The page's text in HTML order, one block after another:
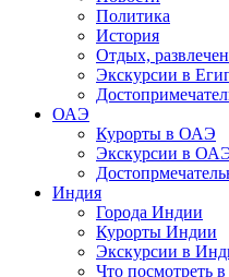
Политика
История
Отдых,
Экскурсии в
ОАЭ
Курорты в ОАЭ
Экскурсии в
Индия
Города Индии
Курорты Индии
Экскурсии в
Что посмотреть